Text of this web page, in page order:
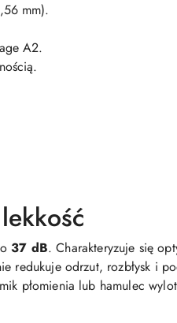
mm).
A2.
37 dB. Charakteryzuje się
redukuje odrzut, rozbłysk i
płomienia lub hamulec